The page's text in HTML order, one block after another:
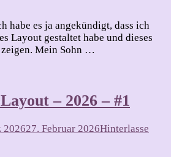
habe es ja angekündigt, dass ich
Layout gestaltet habe und dieses
Mein Sohn …
– 2026 – #1
202627. Februar 2026Hinterlasse